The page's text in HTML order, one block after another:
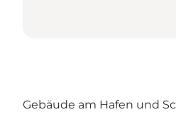
Gebäude am Hafen und